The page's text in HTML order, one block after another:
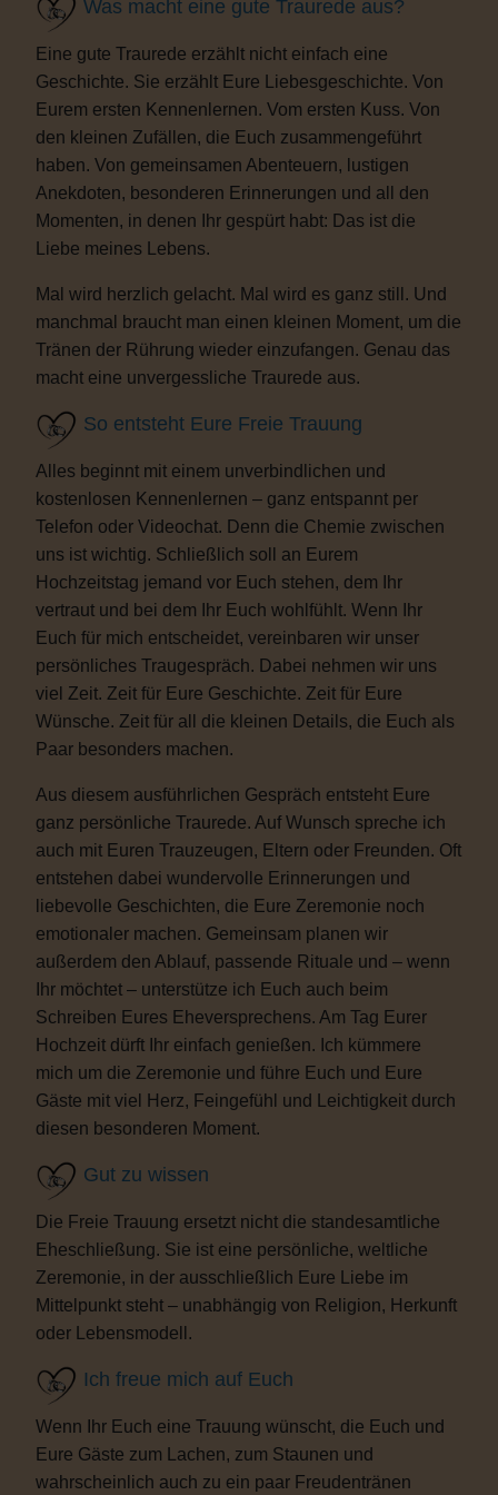
Was macht eine gute Traurede aus?
Eine gute Traurede erzählt nicht einfach eine
Geschichte. Sie erzählt Eure Liebesgeschichte. Von
Eurem ersten Kennenlernen. Vom ersten Kuss. Von
den kleinen Zufällen, die Euch zusammengeführt
haben. Von gemeinsamen Abenteuern, lustigen
Anekdoten, besonderen Erinnerungen und all den
Momenten, in denen Ihr gespürt habt: Das ist die
Liebe meines Lebens.
Mal wird herzlich gelacht. Mal wird es ganz still. Und
manchmal braucht man einen kleinen Moment, um die
Tränen der Rührung wieder einzufangen. Genau das
macht eine unvergessliche Traurede aus.
So entsteht Eure Freie Trauung
Alles beginnt mit einem unverbindlichen und
kostenlosen Kennenlernen – ganz entspannt per
Telefon oder Videochat. Denn die Chemie zwischen
uns ist wichtig. Schließlich soll an Eurem
Hochzeitstag jemand vor Euch stehen, dem Ihr
vertraut und bei dem Ihr Euch wohlfühlt. Wenn Ihr
Euch für mich entscheidet, vereinbaren wir unser
persönliches Traugespräch. Dabei nehmen wir uns
viel Zeit. Zeit für Eure Geschichte. Zeit für Eure
Wünsche. Zeit für all die kleinen Details, die Euch als
Paar besonders machen.
Aus diesem ausführlichen Gespräch entsteht Eure
ganz persönliche Traurede. Auf Wunsch spreche ich
auch mit Euren Trauzeugen, Eltern oder Freunden. Oft
entstehen dabei wundervolle Erinnerungen und
liebevolle Geschichten, die Eure Zeremonie noch
emotionaler machen. Gemeinsam planen wir
außerdem den Ablauf, passende Rituale und – wenn
Ihr möchtet – unterstütze ich Euch auch beim
Schreiben Eures Eheversprechens. Am Tag Eurer
Hochzeit dürft Ihr einfach genießen. Ich kümmere
mich um die Zeremonie und führe Euch und Eure
Gäste mit viel Herz, Feingefühl und Leichtigkeit durch
diesen besonderen Moment.
Gut zu wissen
Die Freie Trauung ersetzt nicht die standesamtliche
Eheschließung. Sie ist eine persönliche, weltliche
Zeremonie, in der ausschließlich Eure Liebe im
Mittelpunkt steht – unabhängig von Religion, Herkunft
oder Lebensmodell.
Ich freue mich auf Euch
Wenn Ihr Euch eine Trauung wünscht, die Euch und
Eure Gäste zum Lachen, zum Staunen und
wahrscheinlich auch zu ein paar Freudentränen